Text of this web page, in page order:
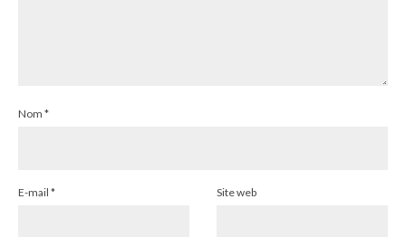
Nom *
E-mail * Site web